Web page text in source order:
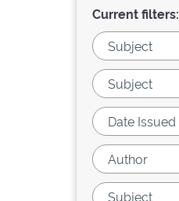
Current filters: